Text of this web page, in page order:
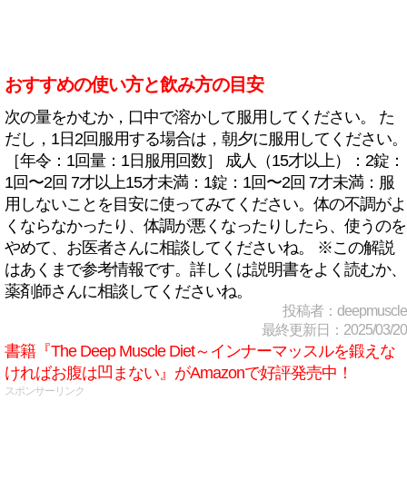
おすすめの使い方と飲み方の目安
次の量をかむか，口中で溶かして服用してください。 た
だし，1日2回服用する場合は，朝夕に服用してください。
［年令：1回量：1日服用回数］ 成人（15才以上）：2錠：
1回〜2回 7才以上15才未満：1錠：1回〜2回 7才未満：服
用しないことを目安に使ってみてください。体の不調がよ
くならなかったり、体調が悪くなったりしたら、使うのを
やめて、お医者さんに相談してくださいね。 ※この解説
はあくまで参考情報です。詳しくは説明書をよく読むか、
薬剤師さんに相談してくださいね。
投稿者：deepmuscle
最終更新日：2025/03/20
書籍『The Deep Muscle Diet～インナーマッスルを鍛えな
ければお腹は凹まない』がAmazonで好評発売中！
スポンサーリンク